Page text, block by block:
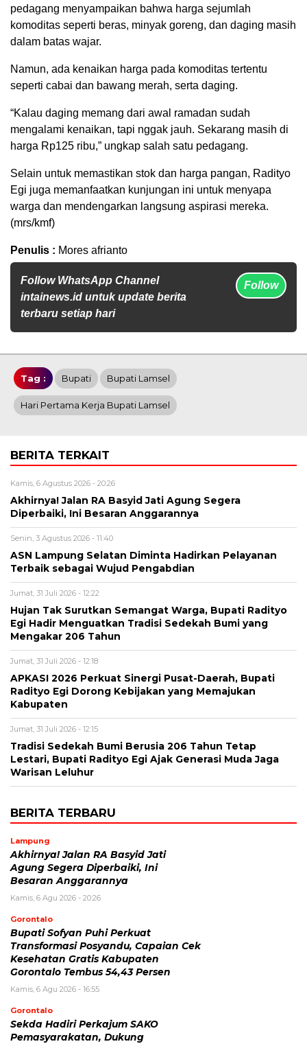
pedagang menyampaikan bahwa harga sejumlah
komoditas seperti beras, minyak goreng, dan daging masih
dalam batas wajar.
Namun, ada kenaikan harga pada komoditas tertentu
seperti cabai dan bawang merah, serta daging.
“Kalau daging memang dari awal ramadan sudah
mengalami kenaikan, tapi nggak jauh. Sekarang masih di
harga Rp125 ribu,” ungkap salah satu pedagang.
Selain untuk memastikan stok dan harga pangan, Radityo
Egi juga memanfaatkan kunjungan ini untuk menyapa
warga dan mendengarkan langsung aspirasi mereka.
(mrs/kmf)
Penulis : Mores afrianto
Follow WhatsApp Channel
intainews.id untuk update berita
terbaru setiap hari
Follow
Tag : Bupati Bupati Lamsel
Hari Pertama Kerja Bupati Lamsel
BERITA TERKAIT
Kamis, 6 Agustus 2026 - 20:26
Akhirnya! Jalan RA Basyid Jati Agung Segera
Diperbaiki, Ini Besaran Anggarannya
Senin, 3 Agustus 2026 - 11:40
ASN Lampung Selatan Diminta Hadirkan Pelayanan
Terbaik sebagai Wujud Pengabdian
Jumat, 31 Juli 2026 - 12:22
Hujan Tak Surutkan Semangat Warga, Bupati Radityo
Egi Hadir Menguatkan Tradisi Sedekah Bumi yang
Mengakar 206 Tahun
Jumat, 31 Juli 2026 - 12:18
APKASI 2026 Perkuat Sinergi Pusat-Daerah, Bupati
Radityo Egi Dorong Kebijakan yang Memajukan
Kabupaten
Jumat, 31 Juli 2026 - 12:15
Tradisi Sedekah Bumi Berusia 206 Tahun Tetap
Lestari, Bupati Radityo Egi Ajak Generasi Muda Jaga
Warisan Leluhur
BERITA TERBARU
Lampung
Akhirnya! Jalan RA Basyid Jati
Agung Segera Diperbaiki, Ini
Besaran Anggarannya
Kamis, 6 Agu 2026 - 20:26
Gorontalo
Bupati Sofyan Puhi Perkuat
Transformasi Posyandu, Capaian Cek
Kesehatan Gratis Kabupaten
Gorontalo Tembus 54,43 Persen
Kamis, 6 Agu 2026 - 16:55
Gorontalo
Sekda Hadiri Perkajum SAKO
Pemasyarakatan, Dukung